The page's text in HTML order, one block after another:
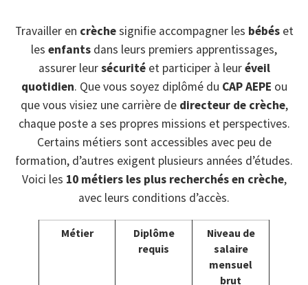
Travailler en crèchesignifie accompagner les bébéset
les enfants dans leurs premiers apprentissages,
assurer leursécuritéet participer à leuréveil
quotidien. Que vous soyez diplômé du CAP AEPE ou
que vous visiez une carrière de directeur de crèche,
chaque poste a ses propres missions et perspectives.
Certains métiers sont accessibles avec peu de
formation, d’autres exigent plusieurs années d’études.
Voici les 10 métiers les plus recherchés en crèche,
avec leurs conditions d’accès.
Métier
Diplôme
requis
Niveau de
salaire
mensuel
brut